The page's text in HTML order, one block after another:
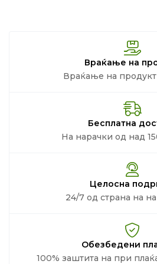
Враќање на
Враќање на
Бесплатна
На нарачки од над
Целосна
24/7 од страна на
Обезбедени
100% заштита на при